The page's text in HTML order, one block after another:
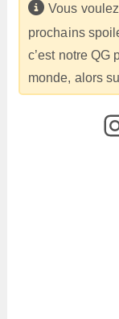
Vous
prochains
c’est notre QG
monde, alors